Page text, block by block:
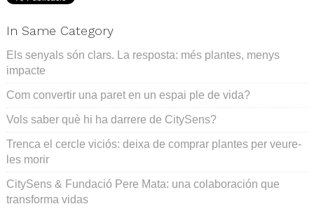
In Same Category
Els senyals són clars. La resposta: més plantes, menys
impacte
Com convertir una paret en un espai ple de vida?
Vols saber què hi ha darrere de CitySens?
Trenca el cercle viciós: deixa de comprar plantes per veure-
les morir
CitySens & Fundació Pere Mata: una colaboración que
transforma vidas